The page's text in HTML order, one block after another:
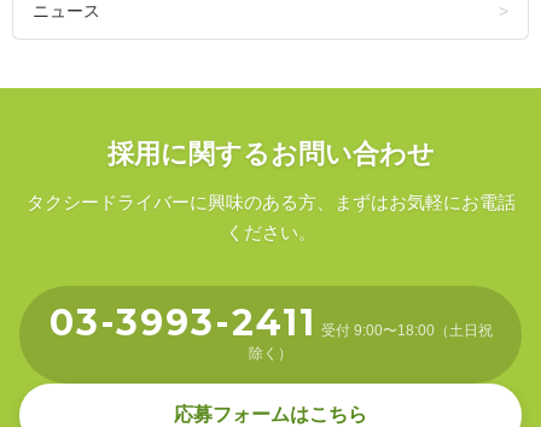
ニュース
採用に関するお問い合わせ
タクシードライバーに興味のある方、まずはお気軽にお電話
ください。
03-3993-2411 受付 9:00〜18:00（土日祝
除く）
応募フォームはこちら